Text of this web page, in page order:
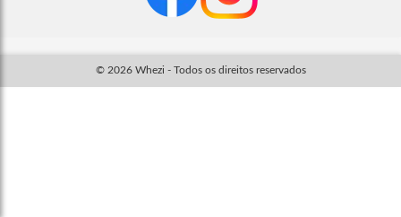
© 2026 Whezi - Todos os direitos reservados